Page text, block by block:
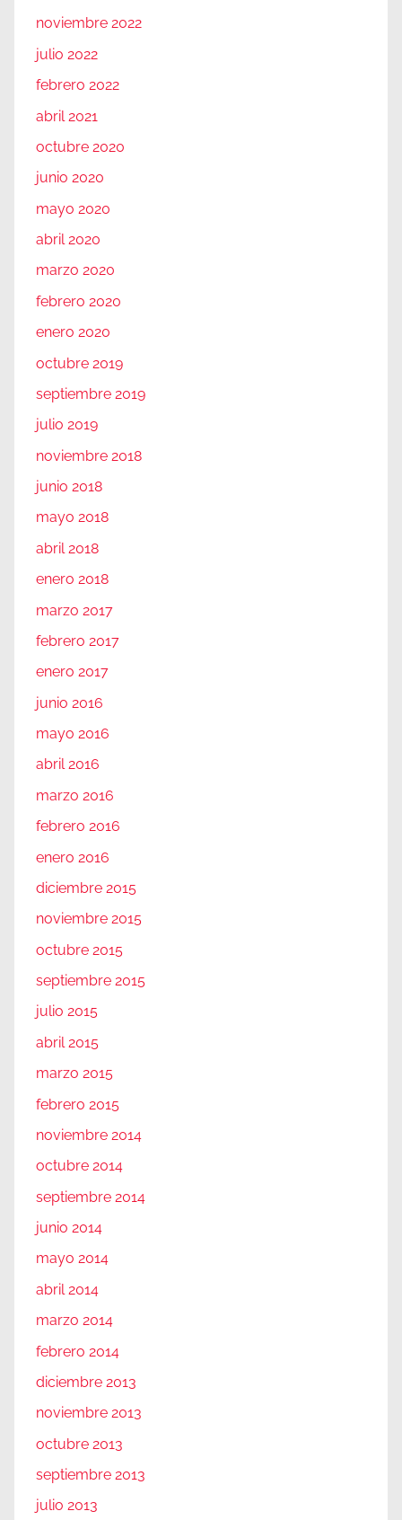
noviembre 2022
julio 2022
febrero 2022
abril 2021
octubre 2020
junio 2020
mayo 2020
abril 2020
marzo 2020
febrero 2020
enero 2020
octubre 2019
septiembre 2019
julio 2019
noviembre 2018
junio 2018
mayo 2018
abril 2018
enero 2018
marzo 2017
febrero 2017
enero 2017
junio 2016
mayo 2016
abril 2016
marzo 2016
febrero 2016
enero 2016
diciembre 2015
noviembre 2015
octubre 2015
septiembre 2015
julio 2015
abril 2015
marzo 2015
febrero 2015
noviembre 2014
octubre 2014
septiembre 2014
junio 2014
mayo 2014
abril 2014
marzo 2014
febrero 2014
diciembre 2013
noviembre 2013
octubre 2013
septiembre 2013
julio 2013